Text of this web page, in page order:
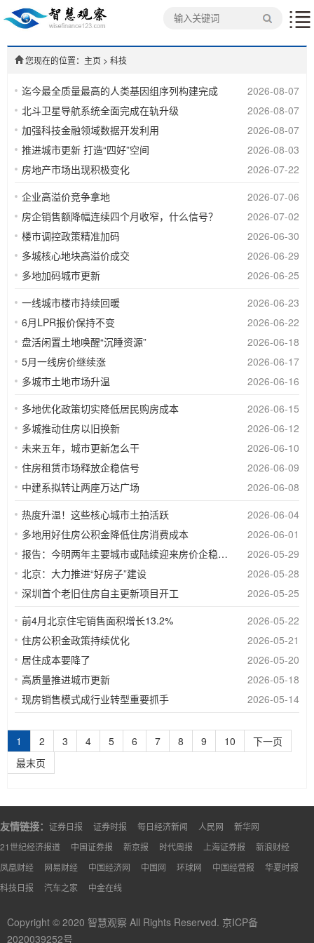
您现在的位置：主页 > 科技
2026-08-07
迄今最全质量最高的人类基因组序列构建完成
2026-08-07
北斗卫星导航系统全面完成在轨升级
2026-08-07
加强科技金融领域数据开发利用
2026-08-03
推进城市更新 打造“四好”空间
2026-07-22
房地产市场出现积极变化
2026-07-06
企业高溢价竞争拿地
2026-07-02
房企销售额降幅连续四个月收窄，什么信号？
2026-06-30
楼市调控政策精准加码
2026-06-29
多城核心地块高溢价成交
2026-06-25
多地加码城市更新
2026-06-23
一线城市楼市持续回暖
2026-06-22
6月LPR报价保持不变
2026-06-18
盘活闲置土地唤醒“沉睡资源”
2026-06-17
5月一线房价继续涨
2026-06-16
多城市土地市场升温
2026-06-15
多地优化政策切实降低居民购房成本
2026-06-12
多城推动住房以旧换新
2026-06-10
未来五年，城市更新怎么干
2026-06-09
住房租赁市场释放企稳信号
2026-06-08
中建系拟转让两座万达广场
2026-06-04
热度升温！这些核心城市土拍活跃
2026-06-01
多地用好住房公积金降低住房消费成本
2026-05-29
报告：今明两年主要城市或陆续迎来房价企稳拐点
2026-05-28
北京：大力推进“好房子”建设
2026-05-25
深圳首个老旧住房自主更新项目开工
2026-05-22
前4月北京住宅销售面积增长13.2%
2026-05-21
住房公积金政策持续优化
2026-05-20
居住成本要降了
2026-05-18
高质量推进城市更新
2026-05-14
现房销售模式成行业转型重要抓手
1 2 3 4 5 6 7 8 9 10
下一页
最末页
友情链接： 证券日报 证券时报 每日经济新闻 人民网
新华网
21世纪经济报道
中国证券报 新京报 时代周报 上海证券报
新浪财经
凤凰财经
网易财经 中国经济网 中国网 环球网 中国经营报
华夏时报
科技日报
汽车之家 中金在线
Copyright © 2020 智慧观察 All Rights Reserved. 京ICP备
2020039252号